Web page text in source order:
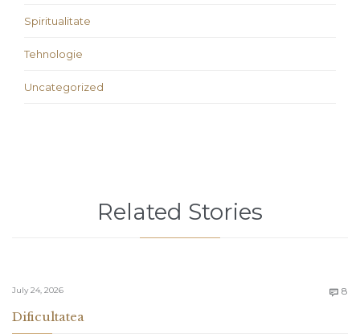
Spiritualitate
Tehnologie
Uncategorized
Related Stories
July 24, 2026  8
Dificultatea